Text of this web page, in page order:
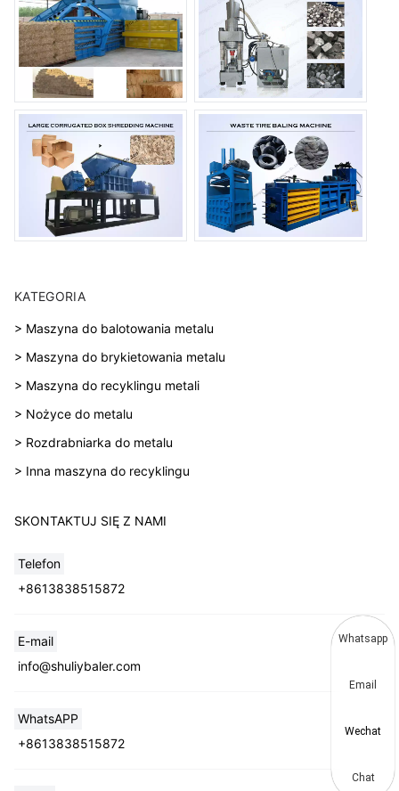
KATEGORIA
> Maszyna do balotowania metalu
> Maszyna do brykietowania metalu
> Maszyna do recyklingu metali
> Nożyce do metalu
> Rozdrabniarka do metalu
> Inna maszyna do recyklingu
SKONTAKTUJ SIĘ Z NAMI
Telefon
+8613838515872
E-mail
info@shuliybaler.com
WhatsAPP
+8613838515872
Whatsapp
Email
Wechat
Chat